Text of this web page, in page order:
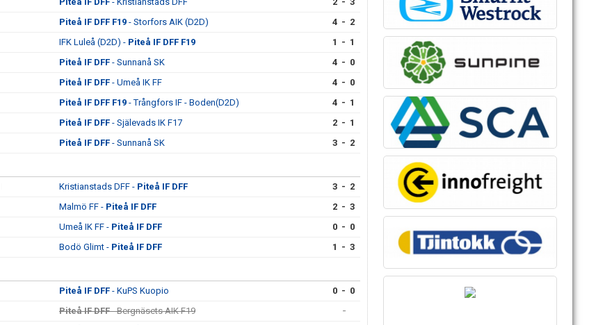
Piteå IF DFF F19 - Storfors AIK (D2D)
4 - 2
IFK Luleå (D2D) - Piteå IF DFF F19
1 - 1
Piteå IF DFF - Sunnanå SK
4 - 0
Piteå IF DFF - Umeå IK FF
4 - 0
Piteå IF DFF F19 - Trångfors IF - Boden(D2D)
4 - 1
Piteå IF DFF - Själevads IK F17
2 - 1
Piteå IF DFF - Sunnanå SK 3 - 2
Kristianstads DFF - Piteå IF DFF
3 - 2
Malmö FF - Piteå IF DFF
2 - 3
Umeå IK FF - Piteå IF DFF
0 - 0
Bodö Glimt - Piteå IF DFF 1 - 3
Piteå IF DFF - KuPS Kuopio
0 - 0
Piteå IF DFF- Bergnäsets AIK F19
-